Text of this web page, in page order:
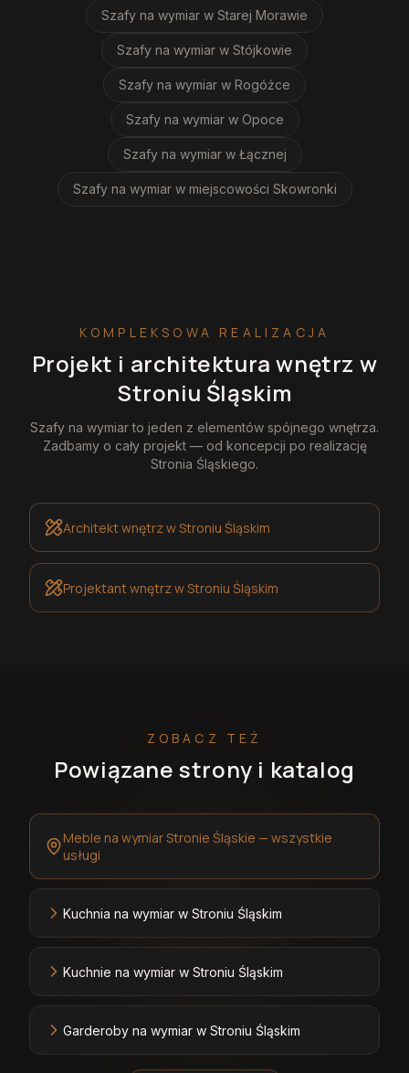
Szafy na wymiar w Starej Morawie
Szafy na wymiar w Stójkowie
Szafy na wymiar w Rogóżce
Szafy na wymiar w Opoce
Szafy na wymiar w Łącznej
Szafy na wymiar w miejscowości Skowronki
KOMPLEKSOWA REALIZACJA
Projekt i architektura wnętrz w
Stroniu Śląskim
Szafy na wymiarto jeden z elementów spójnego wnętrza.
Zadbamy o cały projekt — od koncepcji po realizację
Stronia Śląskiego.
Architekt wnętrzw Stroniu Śląskim
Projektant wnętrzw Stroniu Śląskim
ZOBACZ TEŻ
Powiązane strony i katalog
Meble na wymiar Stronie Śląskie — wszystkie
usługi
Kuchnia na wymiar w Stroniu Śląskim
Kuchnie na wymiar w Stroniu Śląskim
Garderoby na wymiar w Stroniu Śląskim